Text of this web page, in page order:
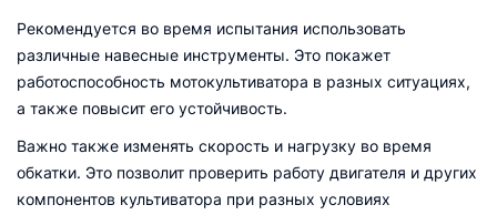
Рекомендуется во время испытания использовать
различные навесные инструменты. Это покажет
работоспособность мотокультиватора в разных ситуациях,
а также повысит его устойчивость.
Важно также изменять скорость и нагрузку во время
обкатки. Это позволит проверить работу двигателя и других
компонентов культиватора при разных условиях